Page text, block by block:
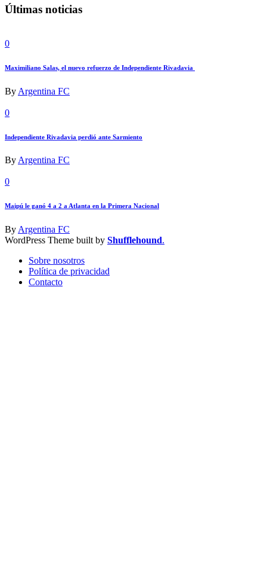
Últimas noticias
0
Maximiliano Salas, el nuevo refuerzo de Independiente Rivadavia
By Argentina FC
0
Independiente Rivadavia perdió ante Sarmiento
ByArgentina FC
0
Maipú le ganó 4 a 2 a Atlanta en la Primera Nacional
ByArgentina FC
WordPress Theme built by Shufflehound.
Sobre nosotros
Política de privacidad
Contacto